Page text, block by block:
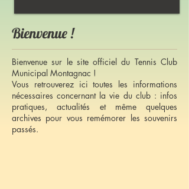
Bienvenue !
Bienvenue sur le site officiel du Tennis Club
Municipal Montagnac !
Vous retrouverez ici toutes les informations
nécessaires concernant la vie du club : infos
pratiques, actualités et même quelques
archives pour vous remémorer les souvenirs
passés.